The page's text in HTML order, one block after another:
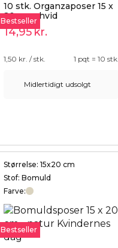
Bestseller
10 stk. Organzaposer 15 x
20 cm - hvid
14,95kr.
1,50 kr. / stk. 1 pqt = 10 stk.
Midlertidigt udsolgt
Størrelse: 15x20 cm
Stof: Bomuld
Farve:
Bestseller